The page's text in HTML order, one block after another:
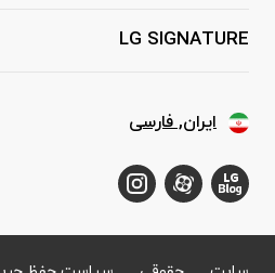
LG SIGNATURE
ایران, فارسی